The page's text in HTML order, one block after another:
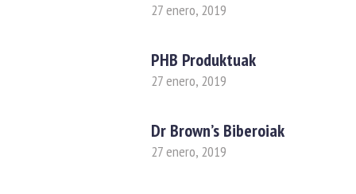
27 enero, 2019
PHB Produktuak
27 enero, 2019
Dr Brown’s Biberoiak
27 enero, 2019